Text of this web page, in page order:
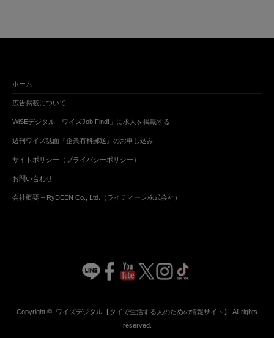
ホーム
広告掲載について
WiSEデジタル「ワイズJob Find!」に求人を掲載する
週刊ワイズ誌面『企業有料郵送』のお申し込み
サイトポリシー（プライバシーポリシー）
お問い合わせ
会社概要 – RyDEEN Co., Ltd.（ライディーン株式会社）
Copyright © ワイズデジタル【タイで生活する人のための情報サイト】
All rights
reserved.